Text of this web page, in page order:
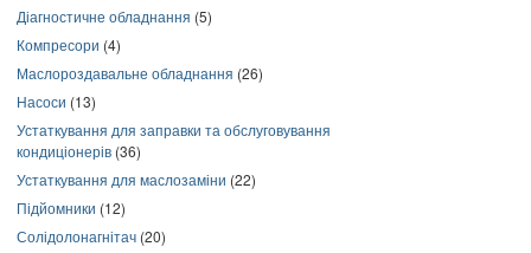
Діагностичне обладнання (5)
Компресори (4)
Маслороздавальне обладнання (26)
Насоси (13)
Устаткування для заправки та обслуговування
кондиціонерів (36)
Устаткування для маслозаміни (22)
Підйомники (12)
Солідолонагнітач (20)